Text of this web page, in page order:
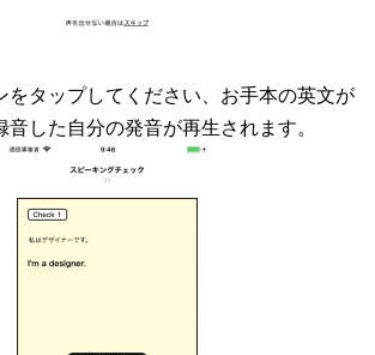
をタップしてください、お手本の英文が
した自分の発音が再生されます。